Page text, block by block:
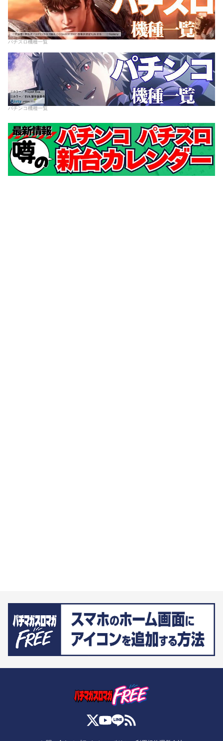
パチスロ機種一覧
パチンコ機種一覧